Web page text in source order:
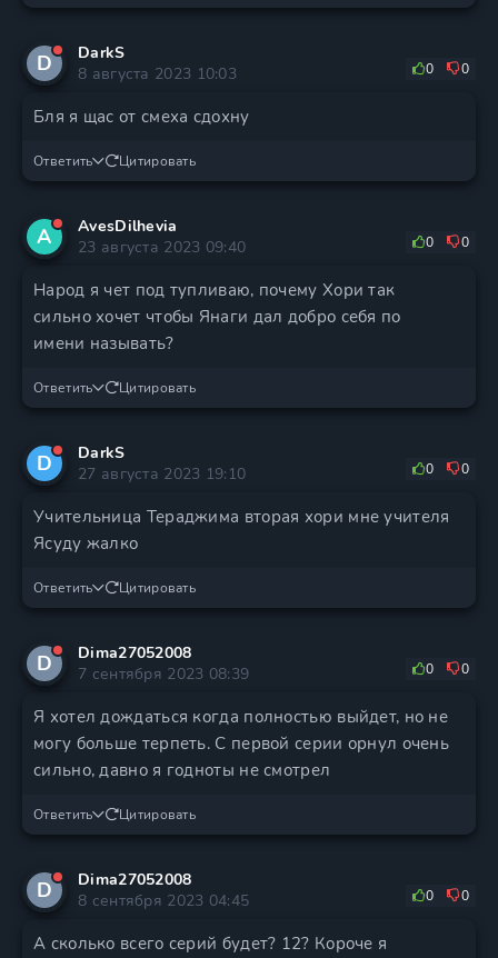
D
DarkS
8 августа 2023 10:03
0 0
Бля я щас от смеха сдохну
Ответить Цитировать
A
AvesDilhevia
23 августа 2023 09:40
0 0
Народ я чет под тупливаю, почему Хори так
сильно хочет чтобы Янаги дал добро себя по
имени называть?
Ответить Цитировать
D
DarkS
27 августа 2023 19:10
0 0
Учительница Тераджима вторая хори мне учителя
Ясуду жалко
Ответить Цитировать
D
Dima27052008
7 сентября 2023 08:39
0 0
Я хотел дождаться когда полностью выйдет, но не
могу больше терпеть. С первой серии орнул очень
сильно, давно я годноты не смотрел
Ответить Цитировать
D
Dima27052008
8 сентября 2023 04:45
0 0
А сколько всего серий будет? 12? Короче я